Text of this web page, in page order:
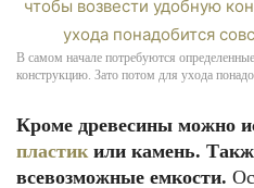
В самом начале потребуются
конструкцию. Зато потом для ухода
Кроме древесины можно
пластикили камень.
всевозможные емкости.